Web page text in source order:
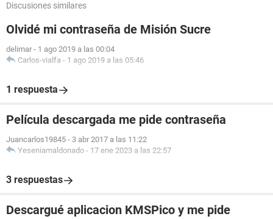
Discusiones similares
Olvidé mi contraseña de Misión Sucre
delimar - 1 ago 2019 a las 00:04
Carlos-vialfa - 1 ago 2019 a las 05:46
1 respuesta
Película descargada me pide contraseña
Juancarlos19845 - 3 abr 2017 a las 11:22
Yeseniamaldonado - 17 ene 2023 a las 22:57
3 respuestas
Descargué aplicacion KMSPico y me pide